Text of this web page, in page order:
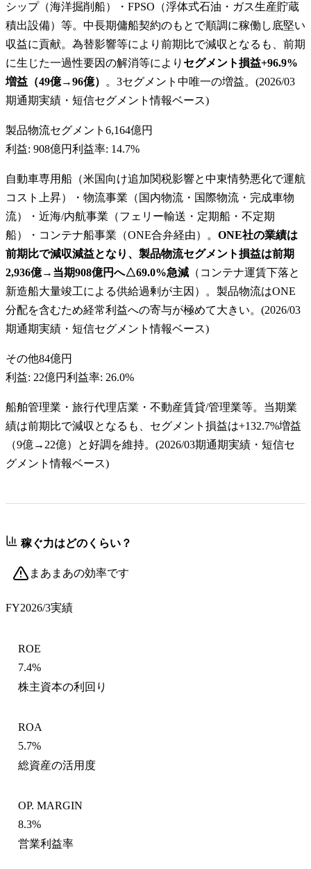
シップ（海洋掘削船）・FPSO（浮体式石油・ガス生産貯蔵
積出設備）等。中長期傭船契約のもとで順調に稼働し底堅い
収益に貢献。為替影響等により前期比で減収となるも、前期
に生じた一過性要因の解消等により セグメント損益+96.9%
増益（49億→96億）
。3セグメント中唯一の増益。(2026/03
期通期実績・短信セグメント情報ベース)
製品物流セグメント 6,164億円
利益: 908億円利益率: 14.7%
自動車専用船（米国向け追加関税影響と中東情勢悪化で運航
コスト上昇）・物流事業（国内物流・国際物流・完成車物
流）・近海/内航事業（フェリー輸送・定期船・不定期
船）・コンテナ船事業（ONE合弁経由）。 ONE社の業績は
前期比で減収減益となり、製品物流セグメント損益は前期
2,936億→当期908億円へ△69.0%急減 （コンテナ運賃下落と
新造船大量竣工による供給過剰が主因）。製品物流はONE
分配を含むため経常利益への寄与が極めて大きい。(2026/03
期通期実績・短信セグメント情報ベース)
その他84億円
利益: 22億円利益率: 26.0%
船舶管理業・旅行代理店業・不動産賃貸/管理業等。当期業
績は前期比で減収となるも、セグメント損益は+132.7%増益
（9億→22億）と好調を維持。(2026/03期通期実績・短信セ
グメント情報ベース)
稼ぐ力はどのくらい？
まあまあの効率です
FY2026/3実績
ROE
7.4%
株主資本の利回り
ROA
5.7%
総資産の活用度
OP. MARGIN
8.3%
営業利益率